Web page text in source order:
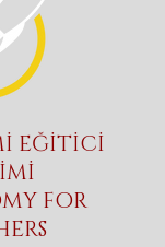
EĞİTİCİ
FOR